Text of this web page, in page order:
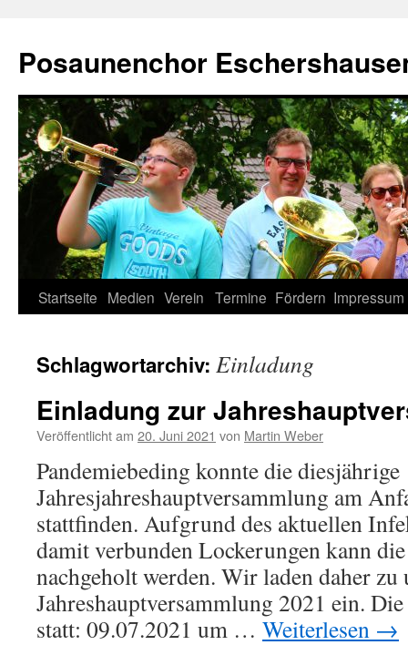
springen
Posaunenchor
Startseite Medien Verein Termine Fördern Impressum
Schlagwortarchiv: Einladung
Einladung zur
Veröffentlicht am 20. Juni 2021 von Martin Weber
Pandemiebeding konnte die diesjährige
Jahresjahreshauptversammlung am
stattfinden. Aufgrund des aktuellen
damit verbunden Lockerungen kann
nachgeholt werden. Wir laden daher
Jahreshauptversammlung 2021 ein.
statt: 09.07.2021 um … Weiterlesen →